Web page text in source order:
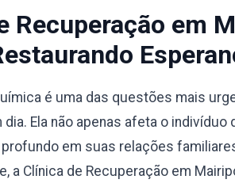
Recuperação em
é uma das questões mais
Ela não apenas afeta o
em suas relações
a Clínica de Recuperação em